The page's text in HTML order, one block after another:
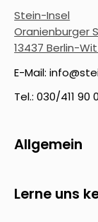
Stein-Insel
Oranienburger
13437 Berlin-
E-Mail:
Tel.: 030/411 90
Allgemein
Lerne uns